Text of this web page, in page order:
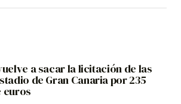
a sacar la licitación de las
de Gran Canaria por 235
euros